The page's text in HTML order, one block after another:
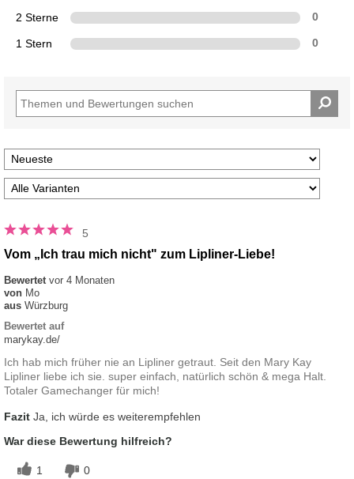
2 Sterne 0
1 Stern 0
5
Vom „Ich trau mich nicht" zum Lipliner-Liebe!
Bewertet vor 4 Monaten
von Mo
aus Würzburg
Bewertet auf
marykay.de/
Ich hab mich früher nie an Lipliner getraut. Seit den Mary Kay
Lipliner liebe ich sie. super einfach, natürlich schön & mega Halt.
Totaler Gamechanger für mich!
Fazit Ja, ich würde es weiterempfehlen
War diese Bewertung hilfreich?
1 0